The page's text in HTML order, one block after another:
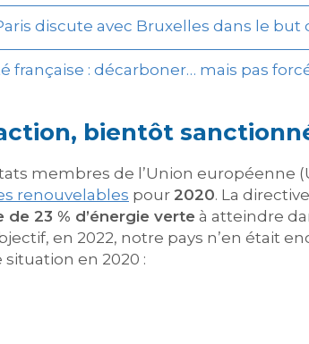
discute avec Bruxelles dans le but
française : décarboner… mais pas
bientôt
membres de l’Union européenne
renouvelables pour 2020. La
de 23 % d’énergie verte à atteindre
en 2022, notre pays n’en était
en 2020 :